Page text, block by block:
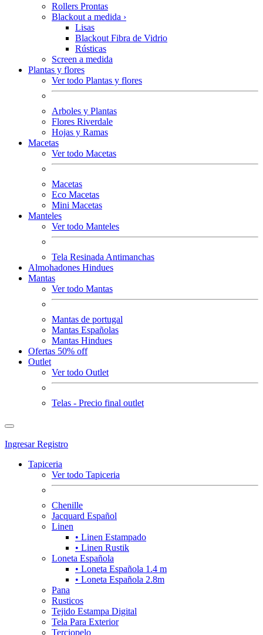
Rollers Prontas
Blackout a medida ›
Lisas
Blackout Fibra de Vidrio
Rústicas
Screen a medida
Plantas y flores
Ver todo Plantas y flores
Arboles y Plantas
Flores Riverdale
Hojas y Ramas
Macetas
Ver todo Macetas
Macetas
Eco Macetas
Mini Macetas
Manteles
Ver todo Manteles
Tela Resinada Antimanchas
Almohadones Hindues
Mantas
Ver todo Mantas
Mantas de portugal
Mantas Españolas
Mantas Hindues
Ofertas 50% off
Outlet
Ver todo Outlet
Telas - Precio final outlet
IngresarRegistro
Tapiceria
Ver todo Tapiceria
Chenille
Jacquard Español
Linen
• Linen Estampado
• Linen Rustik
Loneta Española
• Loneta Española 1.4 m
• Loneta Española 2.8m
Pana
Rusticos
Tejido Estampa Digital
Tela Para Exterior
Terciopelo